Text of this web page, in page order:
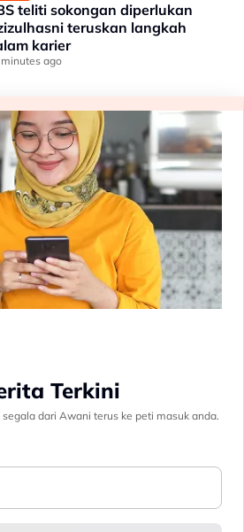
teliti sokongan diperlukan
teruskan langkah
karier
ago
Terkini
dari Awani terus ke peti masuk anda.